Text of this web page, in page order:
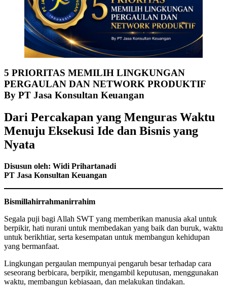
5 PRIORITAS MEMILIH LINGKUNGAN
PERGAULAN DAN NETWORK PRODUKTIF
By PT Jasa Konsultan Keuangan
Dari Percakapan yang Menguras Waktu
Menuju Eksekusi Ide dan Bisnis yang
Nyata
Disusun oleh: Widi Prihartanadi
PT Jasa Konsultan Keuangan
Bismillahirrahmanirrahim
Segala puji bagi Allah SWT yang memberikan manusia akal untuk
berpikir, hati nurani untuk membedakan yang baik dan buruk, waktu
untuk berikhtiar, serta kesempatan untuk membangun kehidupan
yang bermanfaat.
Lingkungan pergaulan mempunyai pengaruh besar terhadap cara
seseorang berbicara, berpikir, mengambil keputusan, menggunakan
waktu, membangun kebiasaan, dan melakukan tindakan.